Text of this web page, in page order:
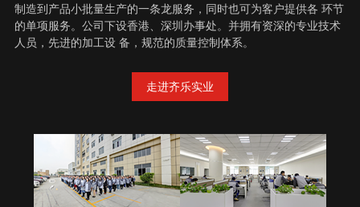
制造到产品小批量生产的一条龙服务，同时也可为客户提供各 环节
的单项服务。公司下设香港、深圳办事处。并拥有资深的专业技术
人员，先进的加工设 备，规范的质量控制体系。
走进齐乐实业